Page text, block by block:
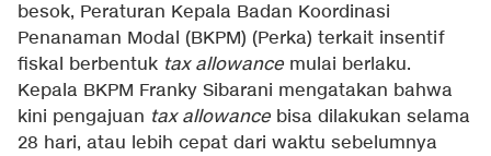
besok, Peraturan Kepala Badan Koordinasi
Penanaman Modal (BKPM) (Perka) terkait insentif
fiskal berbentuk tax allowance mulai berlaku.
Kepala BKPM Franky Sibarani mengatakan bahwa
kini pengajuan tax allowance bisa dilakukan selama
28 hari, atau lebih cepat dari waktu sebelumnya